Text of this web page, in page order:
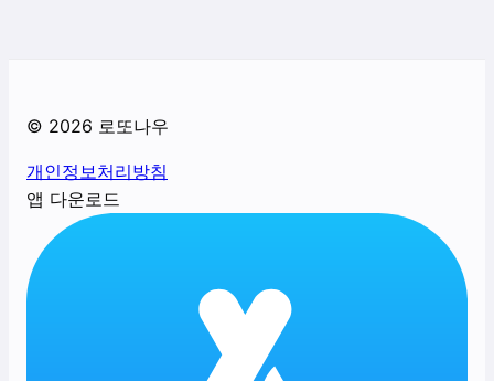
© 2026 로또나우
개인정보처리방침
앱 다운로드